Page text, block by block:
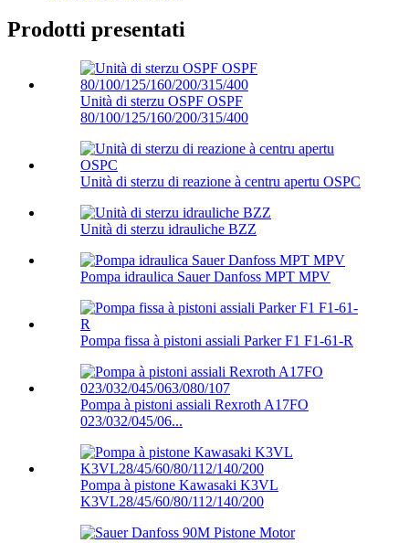
Prodotti presentati
Unità di sterzu OSPF OSPF
80/100/125/160/200/315/400
Unità di sterzu di reazione à centru apertu OSPC
Unità di sterzu idrauliche BZZ
Pompa idraulica Sauer Danfoss MPT MPV
Pompa fissa à pistoni assiali Parker F1 F1-61-R
Pompa à pistoni assiali Rexroth A17FO
023/032/045/06...
Pompa à pistone Kawasaki K3VL
K3VL28/45/60/80/112/140/200